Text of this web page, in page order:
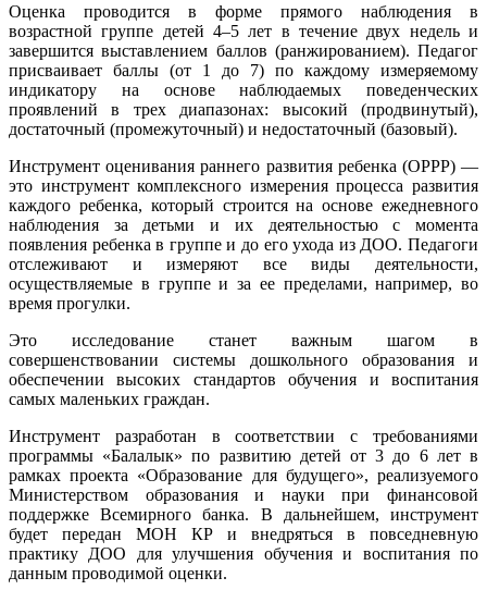
Оценка проводится в форме прямого наблюдения в
возрастной группе детей 4–5 лет в течение двух недель и
завершится выставлением баллов (ранжированием). Педагог
присваивает баллы (от 1 до 7) по каждому измеряемому
индикатору на основе наблюдаемых поведенческих
проявлений в трех диапазонах: высокий (продвинутый),
достаточный (промежуточный) и недостаточный (базовый).
Инструмент оценивания раннего развития ребенка (ОРРР) —
это инструмент комплексного измерения процесса развития
каждого ребенка, который строится на основе ежедневного
наблюдения за детьми и их деятельностью с момента
появления ребенка в группе и до его ухода из ДОО. Педагоги
отслеживают и измеряют все виды деятельности,
осуществляемые в группе и за ее пределами, например, во
время прогулки.
Это исследование станет важным шагом в
совершенствовании системы дошкольного образования и
обеспечении высоких стандартов обучения и воспитания
самых маленьких граждан.
Инструмент разработан в соответствии с требованиями
программы «Балалык» по развитию детей от 3 до 6 лет в
рамках проекта «Образование для будущего», реализуемого
Министерством образования и науки при финансовой
поддержке Всемирного банка. В дальнейшем, инструмент
будет передан МОН КР и внедряться в повседневную
практику ДОО для улучшения обучения и воспитания по
данным проводимой оценки.